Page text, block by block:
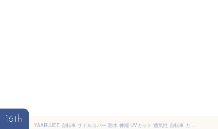
16th
YAARUJEE 自転車 サドルカバー 防水 伸縮 UVカット 通気性 自転車 カバー 補修 破れ 劣化 目隠し 雨よけ 電動自転車 日焼け防止 防雨 防塵 簡単装着 便利で軽量